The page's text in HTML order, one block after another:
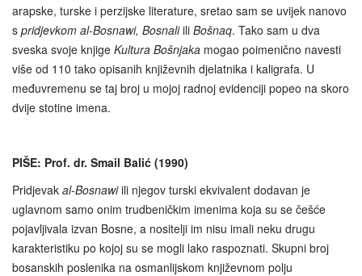
arapske, turske i perzijske literature, sretao sam se uvijek nanovo
s pridjevkom al-Bosnawi, Bosnaliili Bošnaq. Tako sam u dva
sveska svoje knjige Kultura Bošnjaka mogao poimenično navesti
više od 110 tako opisanih književnih djelatnika i kaligrafa. U
međuvremenu se taj broj u mojoj radnoj evidenciji popeo na skoro
dvije stotine imena.
PIŠE: Prof. dr. Smail Balić (1990)
Pridjevak al-Bosnawiili njegov turski ekvivalent dodavan je
uglavnom samo onim trudbeničkim imenima koja su se češće
pojavljivala izvan Bosne, a nositelji im nisu imali neku drugu
karakteristiku po kojoj su se mogli lako raspoznati. Skupni broj
bosanskih poslenika na osmanlijskom književnom polju